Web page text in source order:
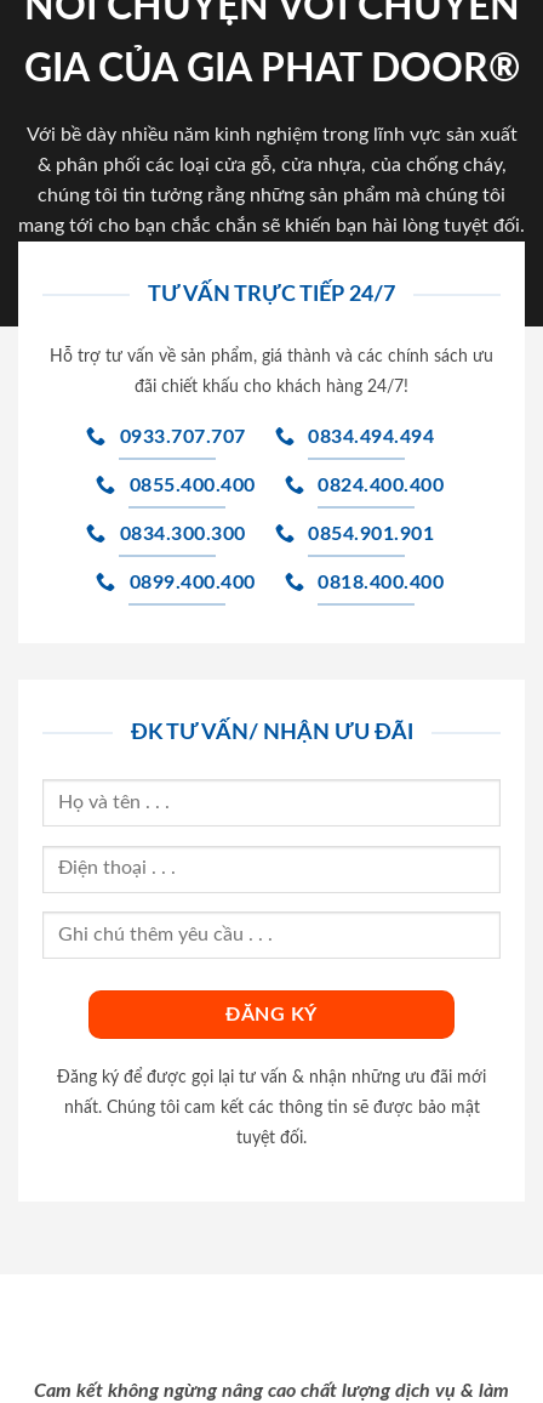
GIA CỦA GIA PHAT DOOR®
Với bề dày nhiều năm kinh nghiệm trong lĩnh vực sản xuất
& phân phối các loại cửa gỗ, cửa nhựa, của chống cháy,
chúng tôi tin tưởng rằng những sản phẩm mà chúng tôi
mang tới cho bạn chắc chắn sẽ khiến bạn hài lòng tuyệt đối.
TƯ VẤN TRỰC TIẾP 24/7
Hỗ trợ tư vấn về sản phẩm, giá thành và các chính sách ưu
đãi chiết khấu cho khách hàng 24/7!
0933.707.707 0834.494.494
0855.400.400 0824.400.400
0834.300.300 0854.901.901
0899.400.400 0818.400.400
ĐK TƯ VẤN/ NHẬN ƯU ĐÃI
Đăng ký để được gọi lại tư vấn & nhận những ưu đãi mới
nhất. Chúng tôi cam kết các thông tin sẽ được bảo mật
tuyệt đối.
Cam kết không ngừng nâng cao chất lượng dịch vụ & làm